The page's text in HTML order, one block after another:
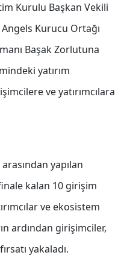
Kurulu Başkan Vekili
Kurucu Ortağı
Başak Zorlutuna
yatırım
ve yatırımcılara
yapılan
kalan 10 girişim
ve ekosistem
ardından girişimciler,
yakaladı.